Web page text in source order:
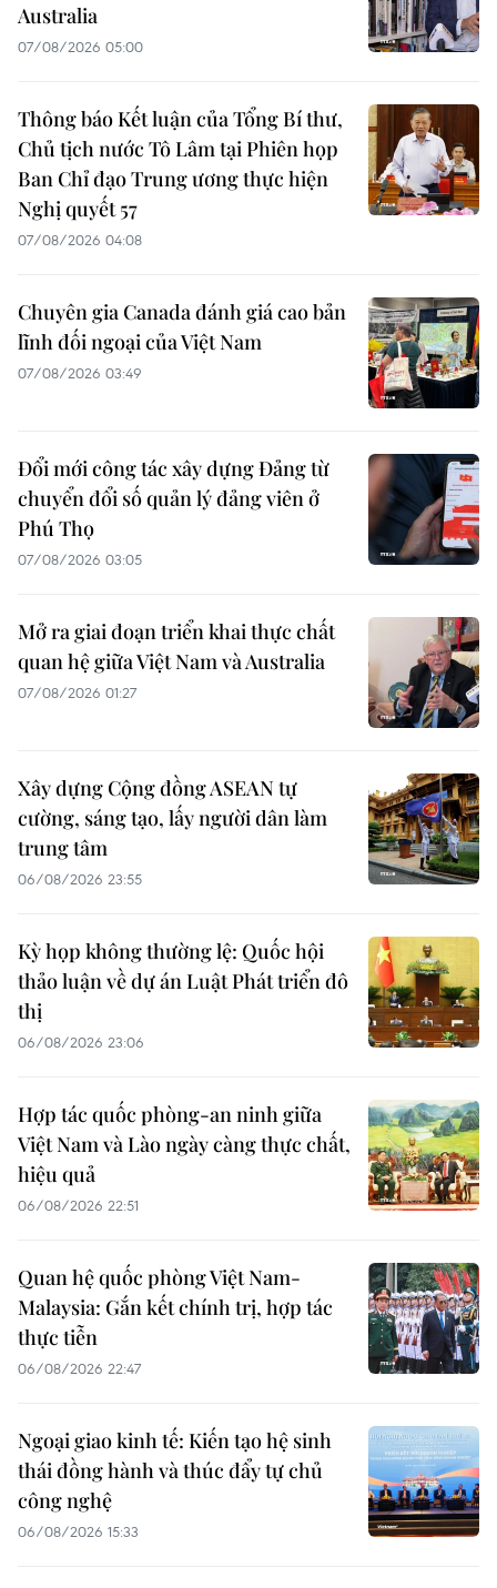
Australia
07/08/2026 05:00
Thông báo Kết luận của Tổng Bí thư,
Chủ tịch nước Tô Lâm tại Phiên họp
Ban Chỉ đạo Trung ương thực hiện
Nghị quyết 57
07/08/2026 04:08
Chuyên gia Canada đánh giá cao bản
lĩnh đối ngoại của Việt Nam
07/08/2026 03:49
Đổi mới công tác xây dựng Đảng từ
chuyển đổi số quản lý đảng viên ở
Phú Thọ
07/08/2026 03:05
Mở ra giai đoạn triển khai thực chất
quan hệ giữa Việt Nam và Australia
07/08/2026 01:27
Xây dựng Cộng đồng ASEAN tự
cường, sáng tạo, lấy người dân làm
trung tâm
06/08/2026 23:55
Kỳ họp không thường lệ: Quốc hội
thảo luận về dự án Luật Phát triển đô
thị
06/08/2026 23:06
Hợp tác quốc phòng-an ninh giữa
Việt Nam và Lào ngày càng thực chất,
hiệu quả
06/08/2026 22:51
Quan hệ quốc phòng Việt Nam-
Malaysia: Gắn kết chính trị, hợp tác
thực tiễn
06/08/2026 22:47
Ngoại giao kinh tế: Kiến tạo hệ sinh
thái đồng hành và thúc đẩy tự chủ
công nghệ
06/08/2026 15:33